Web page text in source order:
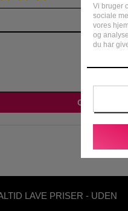
Vi bruger
sociale
vores
og
du har
LAVE PRISER - UDEN